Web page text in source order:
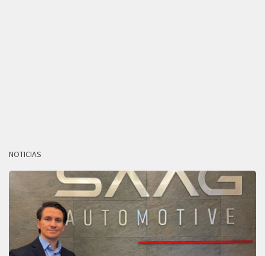
NOTICIAS